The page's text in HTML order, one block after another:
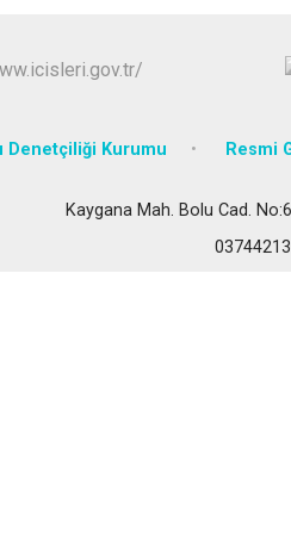
Denetçiliği Kurumu Resmi
Kaygana Mah. Bolu Cad.